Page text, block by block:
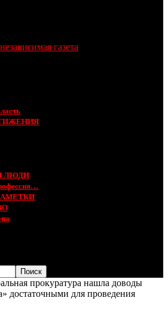
газета
ЛЮДИ
прокуратура нашла доводы
достаточными для проведения